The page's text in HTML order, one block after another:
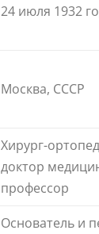
24 июля 1932
Москва, СССР
Хирург-
доктор
профессор
Основатель и